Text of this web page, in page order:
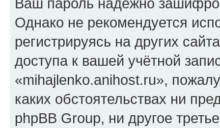
Однако не рекомендуется
регистрируясь на других
доступа к вашей учётной
«mihajlenko.anihost.ru»,
каких обстоятельствах ни
phpBB Group, ни другое